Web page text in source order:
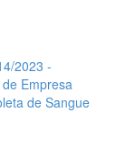
2023 -
Empresa
de Sangue